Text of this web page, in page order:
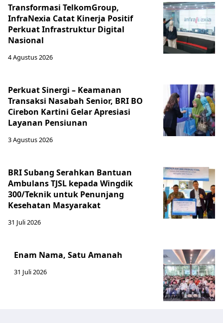
Transformasi TelkomGroup,
InfraNexia Catat Kinerja Positif
Perkuat Infrastruktur Digital
Nasional
4 Agustus 2026
Perkuat Sinergi – Keamanan
Transaksi Nasabah Senior, BRI BO
Cirebon Kartini Gelar Apresiasi
Layanan Pensiunan
3 Agustus 2026
BRI Subang Serahkan Bantuan
Ambulans TJSL kepada Wingdik
300/Teknik untuk Penunjang
Kesehatan Masyarakat ​
31 Juli 2026
Enam Nama, Satu Amanah
31 Juli 2026